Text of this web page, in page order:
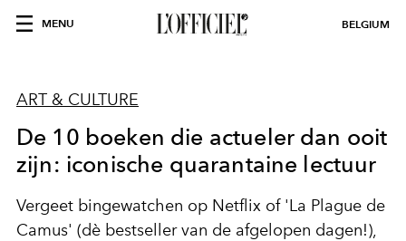
MENU BELGIUM
ART & CULTURE
De 10 boeken die actueler dan ooit
zijn: iconische quarantaine lectuur
Vergeet bingewatchen op Netflix of 'La Plague de
Camus' (dè bestseller van de afgelopen dagen!),